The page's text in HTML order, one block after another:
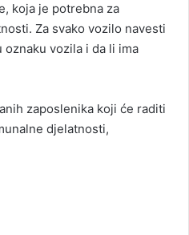
koja je potrebna za
Za svako vozilo navesti
vozila i da li ima
zaposlenika koji će raditi
djelatnosti,